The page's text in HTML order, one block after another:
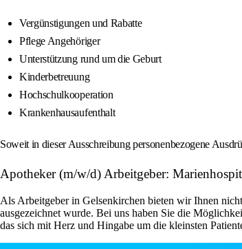
Vergünstigungen und Rabatte
Pflege Angehöriger
Unterstützung rund um die Geburt
Kinderbetreuung
Hochschulkooperation
Krankenhausaufenthalt
Soweit in dieser Ausschreibung personenbezogene
Apotheker (m/w/d) Arbeitgeber:
Als Arbeitgeber in Gelsenkirchen bieten wir Ihnen
ausgezeichnet wurde. Bei uns haben Sie die
das sich mit Herz und Hingabe um die kleinsten